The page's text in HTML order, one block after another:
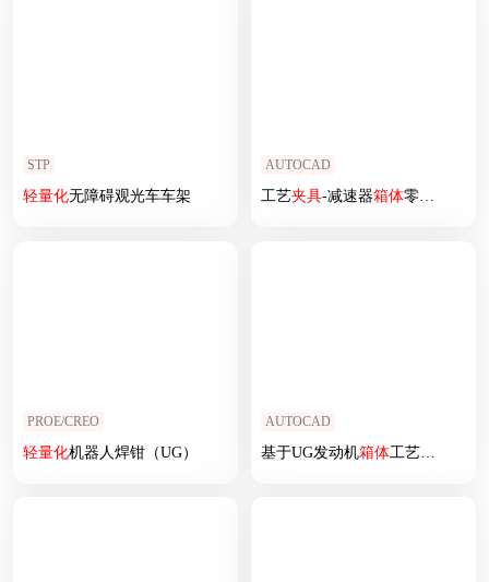
STP
轻量化无障碍观光车车架
AUTOCAD
工艺夹具-减速器箱体零件工艺及加工Φ120外圆的
PROE/CREO
轻量化机器人焊钳（UG）
AUTOCAD
基于UG发动机箱体工艺路线拟定及钻床类